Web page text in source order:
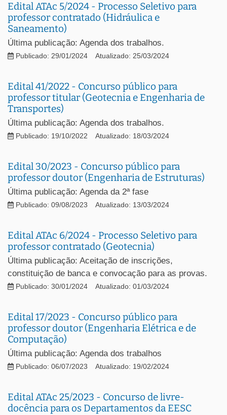
Edital ATAc 5/2024 - Processo Seletivo para
professor contratado (Hidráulica e
Saneamento)
Última publicação: Agenda dos trabalhos.
Publicado: 29/01/2024 Atualizado: 25/03/2024
Edital 41/2022 - Concurso público para
professor titular (Geotecnia e Engenharia de
Transportes)
Última publicação: Agenda dos trabalhos.
Publicado: 19/10/2022 Atualizado: 18/03/2024
Edital 30/2023 - Concurso público para
professor doutor (Engenharia de Estruturas)
Última publicação: Agenda da 2ª fase
Publicado: 09/08/2023 Atualizado: 13/03/2024
Edital ATAc 6/2024 - Processo Seletivo para
professor contratado (Geotecnia)
Última publicação: Aceitação de inscrições,
constituição de banca e convocação para as provas.
Publicado: 30/01/2024 Atualizado: 01/03/2024
Edital 17/2023 - Concurso público para
professor doutor (Engenharia Elétrica e de
Computação)
Última publicação: Agenda dos trabalhos
Publicado: 06/07/2023 Atualizado: 19/02/2024
Edital ATAc 25/2023 - Concurso de livre-
docência para os Departamentos da EESC